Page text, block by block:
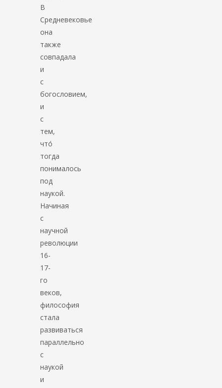
В
Средневековье
она
также
совпадала
и
с
богословием,
и
с
тем,
что́
тогда
понималось
под
наукой.
Начиная
с
научной
революции
16-
17-
го
веков,
философия
стала
развиваться
параллельно
с
наукой
и